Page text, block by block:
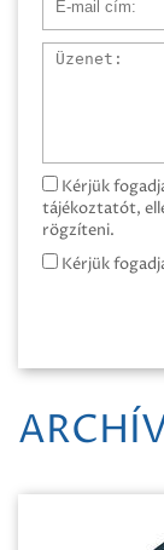
Üzenet
Kérjük
tájékoztatót,
rögzíteni.
Kérjük